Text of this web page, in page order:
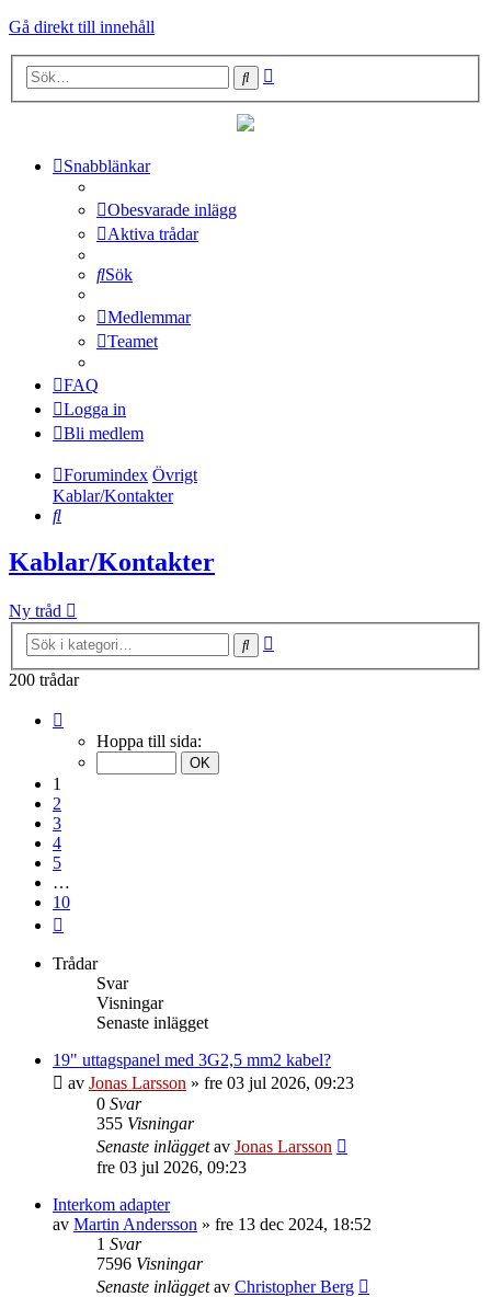
Gå direkt till innehåll
Sök
Snabblänkar
Obesvarade inlägg
Aktiva trådar
Sök
Medlemmar
Teamet
FAQ
Logga in
Bli medlem
Forumindex Övrigt
Kablar/Kontakter
Sök
Kablar/Kontakter
Ny tråd
Sök
200 trådar
Hoppa till sida:
1
2
3
4
5
…
10
Trådar
Svar
Visningar
Senaste inlägget
19" uttagspanel med 3G2,5 mm2 kabel?
av Jonas Larsson » fre 03 jul 2026, 09:23
0 Svar
355 Visningar
Senaste inläggetav Jonas Larsson
fre 03 jul 2026, 09:23
Interkom adapter
av Martin Andersson » fre 13 dec 2024, 18:52
1 Svar
7596 Visningar
Senaste inläggetav Christopher Berg